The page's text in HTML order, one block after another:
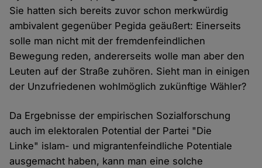
Sie hatten sich bereits zuvor schon merkwürdig
ambivalent gegenüber Pegida geäußert: Einerseits
solle man nicht mit der fremdenfeindlichen
Bewegung reden, andererseits wolle man aber den
Leuten auf der Straße zuhören. Sieht man in einigen
der Unzufriedenen wohlmöglich zukünftige Wähler?
Da Ergebnisse der empirischen Sozialforschung
auch im elektoralen Potential der Partei "Die
Linke" islam- und migrantenfeindliche Potentiale
ausgemacht haben, kann man eine solche